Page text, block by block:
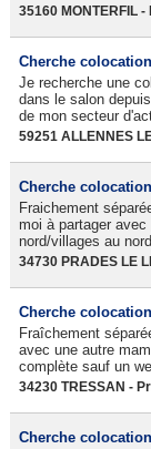
35160 MONTERFIL
Cherche
Je recherche une
dans le salon
de mon secteur
59251 ALLENNES
Cherche
Fraichement
moi à partager
nord/villages au
34730 PRADES LE
Cherche
Fraîchement
avec une autre
complète sauf un
34230 TRESSAN -
Cherche